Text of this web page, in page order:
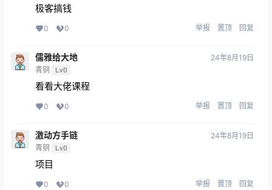
极客搞钱
0 0 举报 置顶 回复
儒雅给大地
青铜 Lv0
24年8月19日
看看大佬课程
0 0 举报 置顶 回复
激动方手链
青铜 Lv0
24年8月19日
项目
0 0 举报 置顶 回复